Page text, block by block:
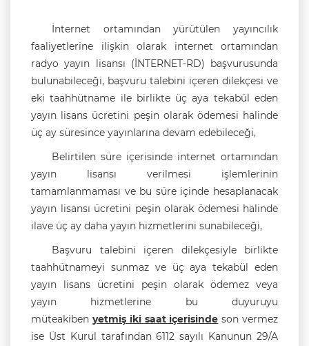
İnternet ortamından yürütülen yayıncılık
faaliyetlerine ilişkin olarak internet ortamından
radyo yayın lisansı (İNTERNET-RD) başvurusunda
bulunabileceği, başvuru talebini içeren dilekçesi ve
eki taahhütname ile birlikte üç aya tekabül eden
yayın lisans ücretini peşin olarak ödemesi halinde
üç ay süresince yayınlarına devam edebileceği,
Belirtilen süre içerisinde internet ortamından
yayın lisansı verilmesi işlemlerinin
tamamlanmaması ve bu süre içinde hesaplanacak
yayın lisansı ücretini peşin olarak ödemesi halinde
ilave üç ay daha yayın hizmetlerini sunabileceği,
Başvuru talebini içeren dilekçesiyle birlikte
taahhütnameyi sunmaz ve üç aya tekabül eden
yayın lisans ücretini peşin olarak ödemez veya
yayın hizmetlerine bu duyuruyu
müteakiben yetmiş iki saat içerisinde son vermez
ise Üst Kurul tarafından 6112 sayılı Kanunun 29/A